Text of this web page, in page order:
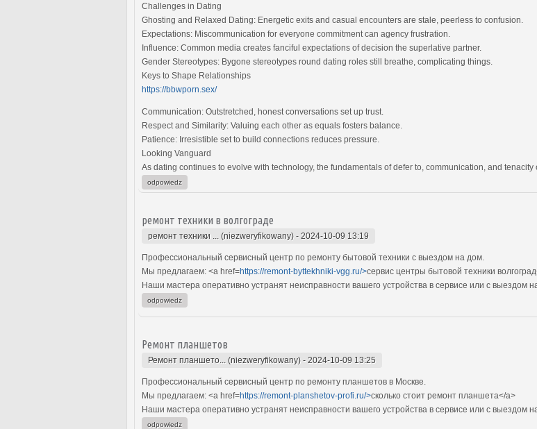
Challenges in Dating
Ghosting and Relaxed Dating: Energetic exits and casual encounters are stale, peerless to confusion.
Expectations: Miscommunication for everyone commitment can agency frustration.
Influence: Common media creates fanciful expectations of decision the superlative partner.
Gender Stereotypes: Bygone stereotypes round dating roles still breathe, complicating things.
Keys to Shape Relationships
https://bbwporn.sex/
Communication: Outstretched, honest conversations set up trust.
Respect and Similarity: Valuing each other as equals fosters balance.
Patience: Irresistible set to build connections reduces pressure.
Looking Vanguard
As dating continues to evolve with technology, the fundamentals of defer to, communication, and
odpowiedz
ремонт техники в волгограде
ремонт техники ... (niezweryfikowany) - 2024-10-09 13:19
Профессиональный сервисный центр по ремонту бытовой техники с выездом на дом.
Мы предлагаем: <a href=https://remont-byttekhniki-vgg.ru/>сервис центры бытовой техники
Наши мастера оперативно устранят неисправности вашего устройства в сервисе или с выездом
odpowiedz
Ремонт планшетов
Ремонт планшето... (niezweryfikowany) - 2024-10-09 13:25
Профессиональный сервисный центр по ремонту планшетов в Москве.
Мы предлагаем: <a href=https://remont-planshetov-profi.ru/>сколько стоит ремонт планшета</a>
Наши мастера оперативно устранят неисправности вашего устройства в сервисе или с выездом
odpowiedz